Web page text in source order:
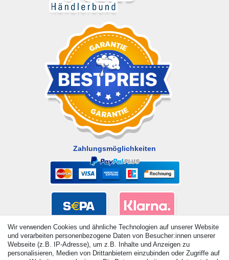
Zahlungsmöglichkeiten
Wir verwenden Cookies und ähnliche Technologien auf unserer Website
und verarbeiten personenbezogene Daten von Besucher:innen unserer
Webseite (z.B. IP-Adresse), um z.B. Inhalte und Anzeigen zu
personalisieren, Medien von Drittanbietern einzubinden oder Zugriffe auf